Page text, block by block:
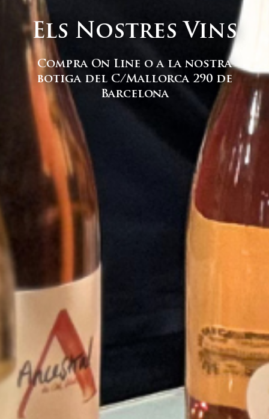
Els Nostres Vins
Compra On Line o a la nostra
botiga del C/Mallorca 290 de
Barcelona